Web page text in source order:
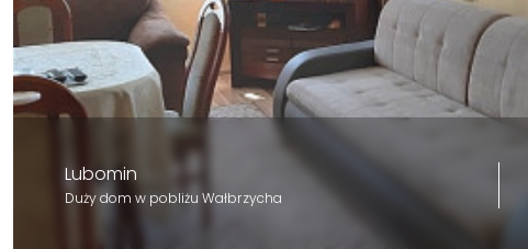
Lubomin
Duży dom w pobliżu Wałbrzycha